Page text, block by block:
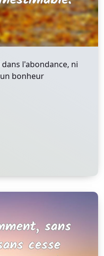
l'abondance, ni
bonheur